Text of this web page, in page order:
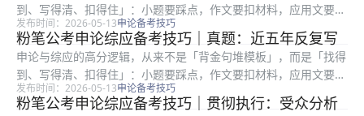
到、写得清、扣得住」：小题要踩点，作文要扣材料，应用文要顾
格式与对象。很多在职考生时间有限，更容易陷入「练了很多篇却
提分慢」：常见根因是要么通读材料浪费时间，要么要点合并过
度、要么书...
发布时间：2026-05-13申论备考技巧
粉笔公考申论综应备考技巧｜真题：近五年反复写
申论与综应的高分逻辑，从来不是「背金句堆模板」，而是「找得
到、写得清、扣得住」：小题要踩点，作文要扣材料，应用文要顾
格式与对象。很多在职考生时间有限，更容易陷入「练了很多篇却
提分慢」：常见根因是要么通读材料浪费时间，要么要点合并过
发布时间：2026-05-13申论备考技巧
粉笔公考申论综应备考技巧｜贯彻执行：受众分析